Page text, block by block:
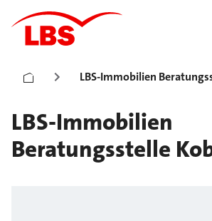
LBS-Immobilien
LBS-Immobilien
Beratungsstelle